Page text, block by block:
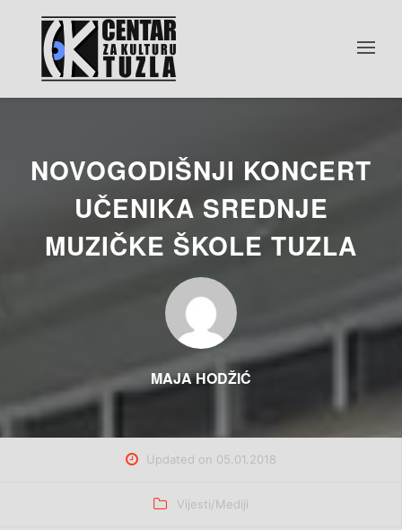
NOVOGODIŠNJI KONCERT
UČENIKA SREDNJE
MUZIČKE ŠKOLE TUZLA
MAJA HODŽIĆ
Updated on 05.01.2018
Categories
Vijesti/Mediji